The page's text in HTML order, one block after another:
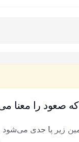
صعود را معنا
زمین زیر پا جدی